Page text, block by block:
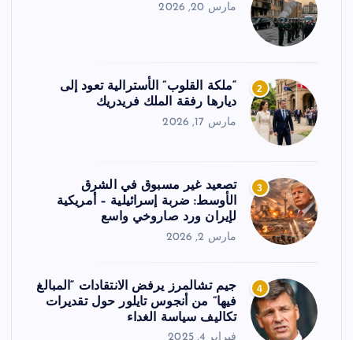
مارس 20, 2026
2
“ملكة القلوب” الأسترالية تعود إلى
ديارها رفقة الملك فريدريك
مارس 17, 2026
3
تصعيد غير مسبوق في الشرق
الأوسط: ضربة إسرائيلية – أمريكية
لإيران ورد صاروخي واسع
مارس 2, 2026
4
جيم تشالمرز يرفض الانتقادات “المبالغ
فيها” من أنجوس تايلور حول تقديرات
تكاليف سياسة الغداء
فبراير 4, 2025